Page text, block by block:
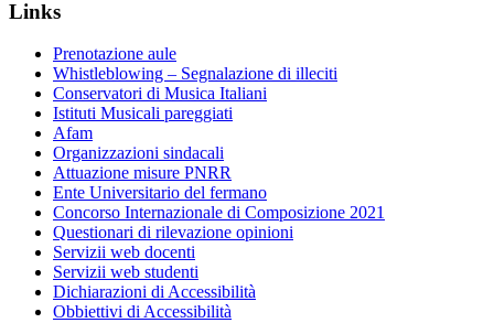
Links
Prenotazione aule
Whistleblowing – Segnalazione di illeciti
Conservatori di Musica Italiani
Istituti Musicali pareggiati
Afam
Organizzazioni sindacali
Attuazione misure PNRR
Ente Universitario del fermano
Concorso Internazionale di Composizione 2021
Questionari di rilevazione opinioni
Servizii web docenti
Servizii web studenti
Dichiarazioni di Accessibilità
Obbiettivi di Accessibilità